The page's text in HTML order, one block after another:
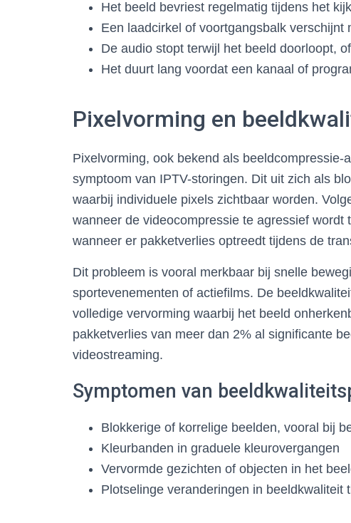
Het beeld bevriest regelmatig tijdens het
Een laadcirkel of voortgangsbalk verschijnt
De audio stopt terwijl het beeld doorloopt,
Het duurt lang voordat een kanaal of
Pixelvorming en
Pixelvorming, ook bekend als
symptoom van IPTV-storingen. Dit uit zich als
waarbij individuele pixels zichtbaar worden.
wanneer de videocompressie te agressief
wanneer er pakketverlies optreedt tijdens de
Dit probleem is vooral merkbaar bij snelle
sportevenementen of actiefilms. De
volledige vervorming waarbij het beeld
pakketverlies van meer dan 2% al significante
videostreaming.
Symptomen van
Blokkerige of korrelige beelden, vooral bij
Kleurbanden in graduele kleurovergangen
Vervormde gezichten of objecten in het
Plotselinge veranderingen in beeldkwaliteit